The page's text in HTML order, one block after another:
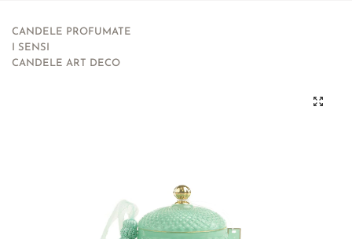
CANDELE PROFUMATE
I SENSI
CANDELE ART DECO